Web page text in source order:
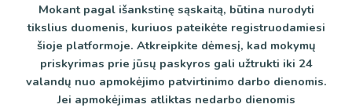
Mokant pagal išankstinę sąskaitą, būtina nurodyti
tikslius duomenis, kuriuos pateikėte registruodamiesi
šioje platformoje. Atkreipkite dėmesį, kad mokymų
priskyrimas prie jūsų paskyros gali užtrukti iki 24
valandų nuo apmokėjimo patvirtinimo darbo dienomis.
Jei apmokėjimas atliktas nedarbo dienomis